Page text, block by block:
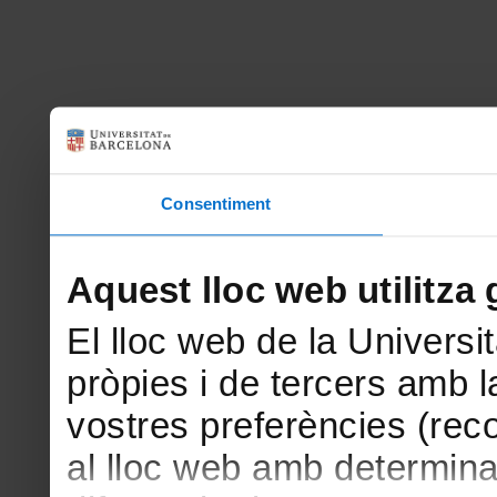
Consentiment
Aquest lloc web utilitza
El lloc web de la
pròpies i de tercers amb
vostres preferències
al lloc web amb